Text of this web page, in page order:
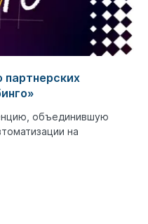
партнерских
объединившую
на